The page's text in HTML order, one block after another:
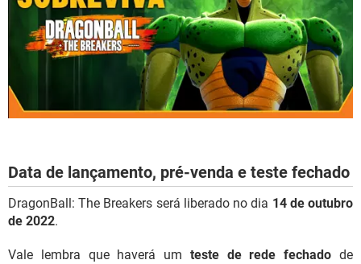
Data de lançamento, pré-venda e teste fechado
DragonBall: The Breakers será liberado no dia 14 de outubro
de 2022.
Vale lembra que haverá um teste de rede fechado de